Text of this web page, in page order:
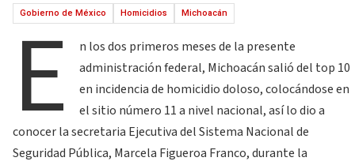
Gobierno de México Homicidios Michoacán
E
n los dos primeros meses de la presente
administración federal, Michoacán salió del top 10
en incidencia de homicidio doloso, colocándose en
el sitio número 11 a nivel nacional, así lo dio a
conocer la secretaria Ejecutiva del Sistema Nacional de
Seguridad Pública, Marcela Figueroa Franco, durante la